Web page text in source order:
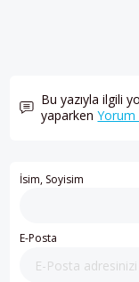
Bu yazıyla ilgili
yaparkenYorum
İsim, Soyisim
E-Posta